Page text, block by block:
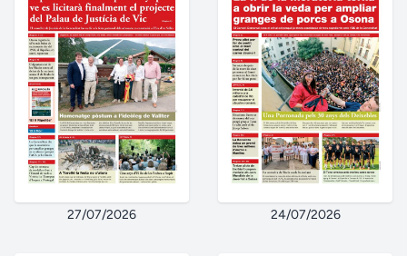
27/07/2026 24/07/2026